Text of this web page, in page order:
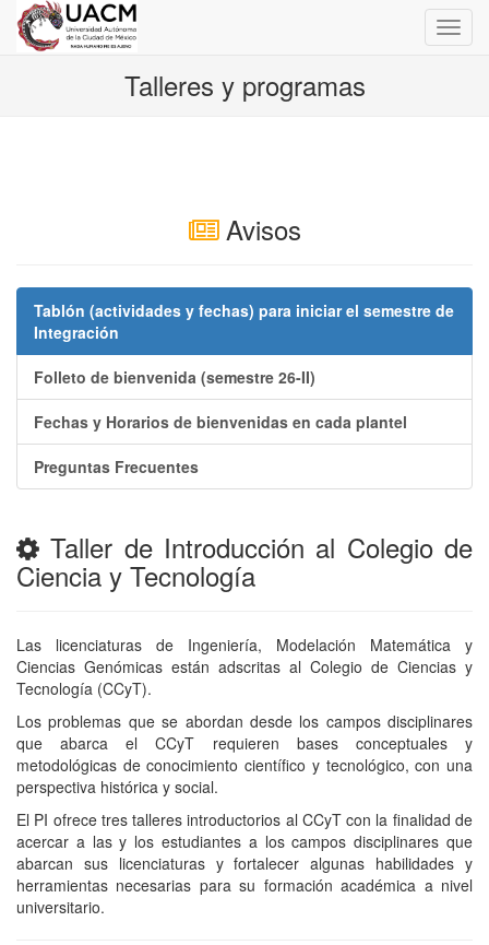
Talleres y programas
Avisos
Tablón (actividades y fechas) para iniciar el semestre de
Integración
Folleto de bienvenida (semestre 26-II)
Fechas y Horarios de bienvenidas en cada plantel
Preguntas Frecuentes
Taller de Introducción al Colegio de
Ciencia y Tecnología
Las licenciaturas de Ingeniería, Modelación Matemática y
Ciencias Genómicas están adscritas al Colegio de Ciencias y
Tecnología (CCyT).
Los problemas que se abordan desde los campos disciplinares
que abarca el CCyT requieren bases conceptuales y
metodológicas de conocimiento científico y tecnológico, con una
perspectiva histórica y social.
El PI ofrece tres talleres introductorios al CCyT con la finalidad de
acercar a las y los estudiantes a los campos disciplinares que
abarcan sus licenciaturas y fortalecer algunas habilidades y
herramientas necesarias para su formación académica a nivel
universitario.